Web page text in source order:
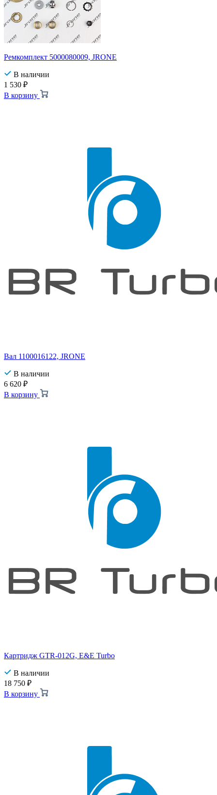
Ремкомплект 5000080009, JRONE
В наличии
1 530 ₽
В корзину
Вал 1100016122, JRONE
В наличии
6 620 ₽
В корзину
Картридж GTR-012G, E&E Turbo
В наличии
18 750 ₽
В корзину